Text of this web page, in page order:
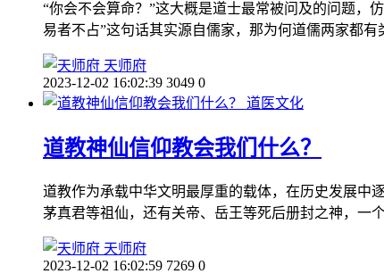
“你会不会算命？”这大概是道士最常被问及的问题，
易者不占”这句话其实源自儒家，那为何道儒两家都
天师府
2023-12-02 16:02:39 3049 0
道医文化
道教神仙信仰教会我们什么？
道教作为承载中华文明最厚重的载体，在历史发展中
茅真君等祖仙，还有关帝、岳王等死后册封之神，一
天师府
2023-12-02 16:02:59 7269 0